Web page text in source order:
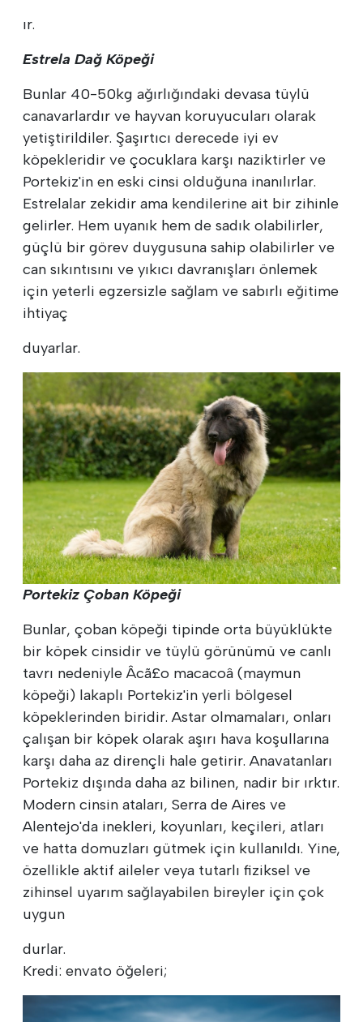
ır.
Estrela Dağ Köpeği
Bunlar 40-50kg ağırlığındaki devasa tüylü
canavarlardır ve hayvan koruyucuları olarak
yetiştirildiler. Şaşırtıcı derecede iyi ev
köpekleridir ve çocuklara karşı naziktirler ve
Portekiz'in en eski cinsi olduğuna inanılırlar.
Estrelalar zekidir ama kendilerine ait bir zihinle
gelirler. Hem uyanık hem de sadık olabilirler,
güçlü bir görev duygusuna sahip olabilirler ve
can sıkıntısını ve yıkıcı davranışları önlemek
için yeterli egzersizle sağlam ve sabırlı eğitime
ihtiyaç
duyarlar.
Portekiz Çoban Köpeği
Bunlar, çoban köpeği tipinde orta büyüklükte
bir köpek cinsidir ve tüylü görünümü ve canlı
tavrı nedeniyle Âcã£o macacoâ (maymun
köpeği) lakaplı Portekiz'in yerli bölgesel
köpeklerinden biridir. Astar olmamaları, onları
çalışan bir köpek olarak aşırı hava koşullarına
karşı daha az dirençli hale getirir. Anavatanları
Portekiz dışında daha az bilinen, nadir bir ırktır.
Modern cinsin ataları, Serra de Aires ve
Alentejo'da inekleri, koyunları, keçileri, atları
ve hatta domuzları gütmek için kullanıldı. Yine,
özellikle aktif aileler veya tutarlı fiziksel ve
zihinsel uyarım sağlayabilen bireyler için çok
uygun
durlar.
Kredi: envato öğeleri;